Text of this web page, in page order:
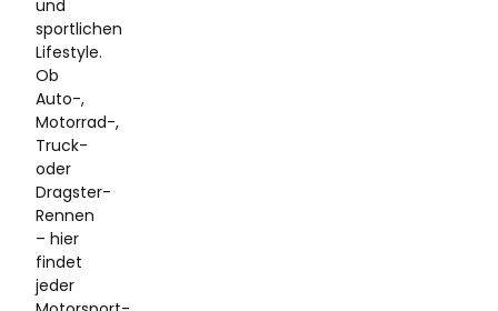
und
sportlichen
Lifestyle.
Ob
Auto-,
Motorrad-,
Truck-
oder
Dragster-
Rennen
– hier
findet
jeder